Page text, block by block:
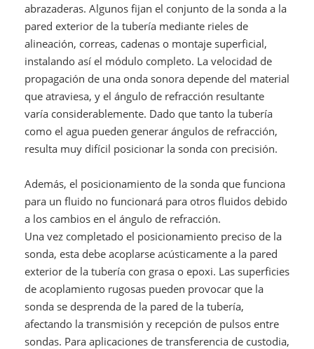
abrazaderas. Algunos fijan el conjunto de la sonda a la
pared exterior de la tubería mediante rieles de
alineación, correas, cadenas o montaje superficial,
instalando así el módulo completo. La velocidad de
propagación de una onda sonora depende del material
que atraviesa, y el ángulo de refracción resultante
varía considerablemente. Dado que tanto la tubería
como el agua pueden generar ángulos de refracción,
resulta muy difícil posicionar la sonda con precisión.
Además, el posicionamiento de la sonda que funciona
para un fluido no funcionará para otros fluidos debido
a los cambios en el ángulo de refracción.
Una vez completado el posicionamiento preciso de la
sonda, esta debe acoplarse acústicamente a la pared
exterior de la tubería con grasa o epoxi. Las superficies
de acoplamiento rugosas pueden provocar que la
sonda se desprenda de la pared de la tubería,
afectando la transmisión y recepción de pulsos entre
sondas. Para aplicaciones de transferencia de custodia,